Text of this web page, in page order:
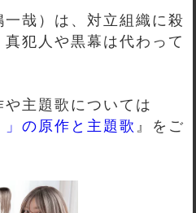
哉）は、対立組織に殺
犯人や黒幕は代わって
主題歌については
」の原作と主題歌 』をご